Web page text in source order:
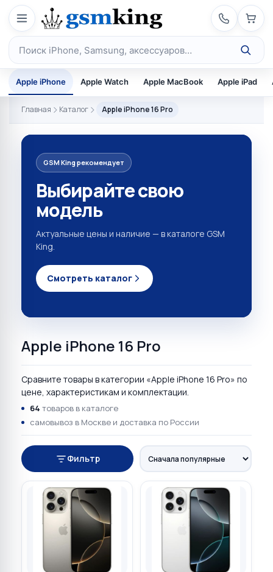
Перейти к содержимому
Поиск по каталогу
Apple iPhone Apple Watch Apple MacBook Apple iPad
Главная Каталог Apple iPhone 16 Pro
GSM King рекомендует
Выбирайте свою
модель
Актуальные цены и наличие — в каталоге GSM
King.
Смотреть каталог
Apple iPhone 16 Pro
Сравните товары в категории «Apple iPhone 16 Pro» по
цене, характеристикам и комплектации.
64 товаров в каталоге
самовывоз в Москве и доставка по России
Фильтр